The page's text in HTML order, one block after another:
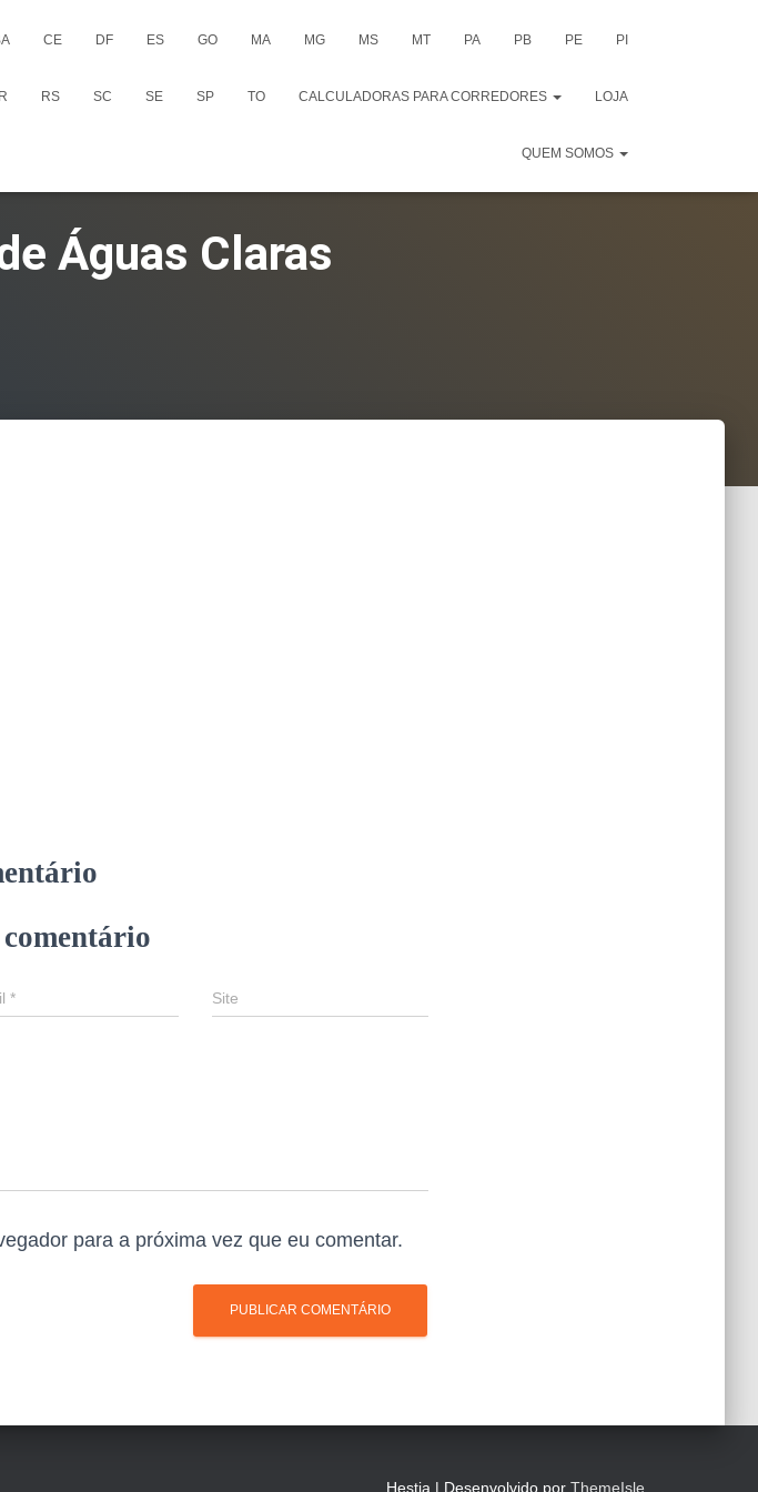
CE DF ES GO MA MG MS MT PA PB PE PI
RS SC SE SP TO CALCULADORAS PARA CORREDORES LOJA
QUEM SOMOS
Águas Claras
* Site
para a próxima vez que eu comentar.
Hestia | Desenvolvido por ThemeIsle